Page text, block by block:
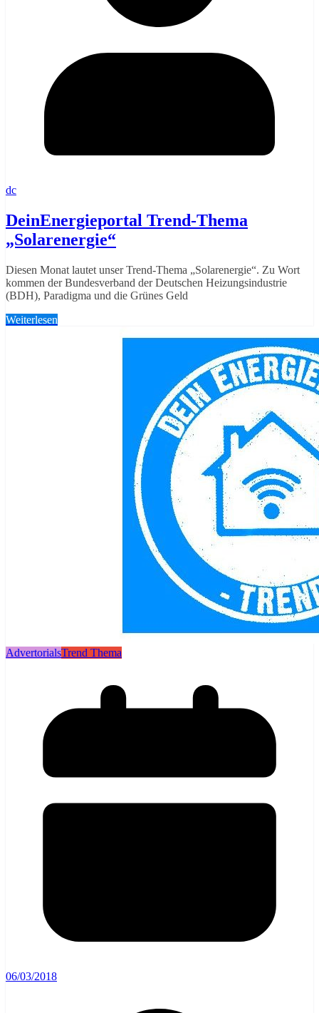
dc
DeinEnergieportal Trend-Thema
„Solarenergie“
Diesen Monat lautet unser Trend-Thema „Solarenergie“. Zu Wort
kommen der Bundesverband der Deutschen Heizungsindustrie
(BDH), Paradigma und die Grünes Geld
Weiterlesen
AdvertorialsTrend Thema
06/03/2018